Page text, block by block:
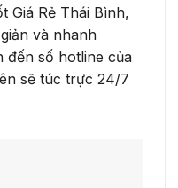
Giá Rẻ Thái Bình,
và nhanh
đến số hotline của
sẽ túc trực 24/7